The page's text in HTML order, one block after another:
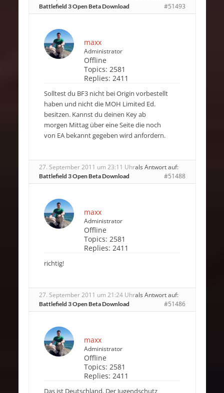
Battlefield 3 Open Beta Download #51493
maxx
Administrator
Offline
Topics: 2581
Replies: 2411
Solltest du BF3 nicht bei Origin vorbestellt
haben und nicht die MOH Limited Ed.
besitzen. Kannst du deinen Key ab
morgen Mittag über eine Seite die noch
von EA bekannt gegeben wird anfordern.
27. September 2011 um 23:11 Uhrals Antwort auf:
Battlefield 3 Open Beta Download #51488
maxx
Administrator
Offline
Topics: 2581
Replies: 2411
richtig!
27. September 2011 um 21:24 Uhrals Antwort auf:
Battlefield 3 Open Beta Download #51486
maxx
Administrator
Offline
Topics: 2581
Replies: 2411
Das ist Deutschland. Der Jugendschutz